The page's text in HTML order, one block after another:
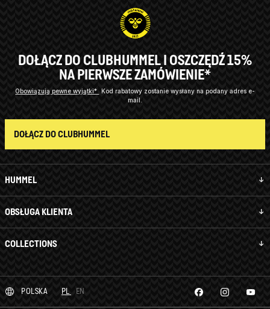
HUMMEL
OBSŁUGA KLIENTA
COLLECTIONS
DOŁĄCZ DO CLUBHUMMEL I OSZCZĘDŹ 15%
NA PIERWSZE ZAMÓWIENIE*
Obowiązują pewne wyjątki* Kod rabatowy zostanie wysłany na podany adres e-
mail.
DOŁĄCZ DO CLUBHUMMEL
POLSKA PL EN